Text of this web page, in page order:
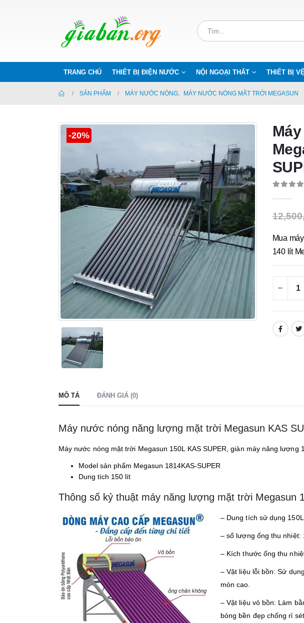
TRANG CHỦ THIẾT BỊ ĐIỆN NƯỚC NỘI NGOẠI THẤT THIẾT BỊ
SẢN PHẨM MÁY NƯỚC NÓNG, MÁY NƯỚC NÓNG MẶT TRỜI MEGASUN
-20%
Mua
140 lít
MÔ TẢ ĐÁNH GIÁ (0)
Máy nước nóng năng lượng mặt trời Megasun KAS
Máy nước nóng mặt trời Megasun 150L KAS SUPER, giàn máy năng lượng
Model sản phẩm Megasun 1814KAS-SUPER
Dung tích 150 lít
Thông số kỷ thuật máy năng lượng mặt trời Megasun
– Dung tích sử dụng 150L
– số lượng ống thu nhiệt:
– Kích thước ống thu
– Vật liệu lỗi bồn: Sử
mòn cao.
– Vật liệu vỏ bồn: Làm
bóng bền đẹp chống rỉ